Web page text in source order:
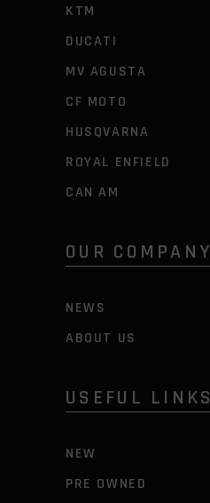
KTM
DUCATI
MV AGUSTA
CF MOTO
HUSQVARNA
ROYAL ENFIELD
CAN AM
OUR COMPANY
NEWS
ABOUT US
USEFUL LINKS
NEW
PRE OWNED